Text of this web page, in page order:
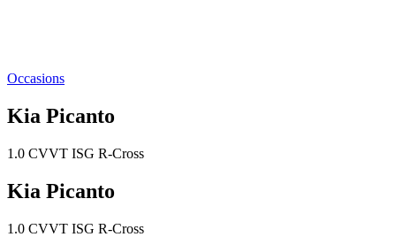
Occasions
Kia Picanto
1.0 CVVT ISG R-Cross
Kia Picanto
1.0 CVVT ISG R-Cross